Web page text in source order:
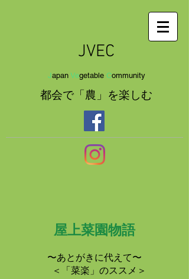
JVEC
Japan Vegetable Community
都会で「農」を楽しむ
屋上菜園物語
〜あとがきに代えて〜
＜「菜楽」のススメ＞